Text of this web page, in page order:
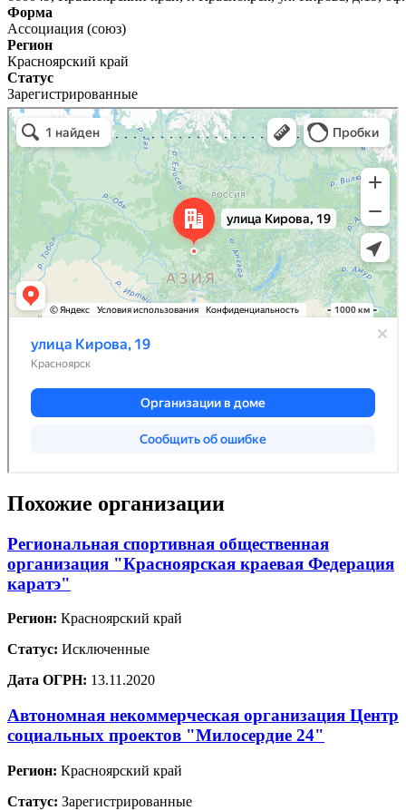
Форма
Ассоциация (союз)
Регион
Красноярский край
Статус
Зарегистрированные
Похожие организации
Региональная спортивная общественная
организация "Красноярская краевая Федерация
каратэ"
Регион: Красноярский край
Статус: Исключенные
Дата ОГРН: 13.11.2020
Автономная некоммерческая организация Центр
социальных проектов "Милосердие 24"
Регион: Красноярский край
Статус: Зарегистрированные